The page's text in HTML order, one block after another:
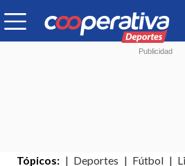
Tópicos: Deportes Fútbol